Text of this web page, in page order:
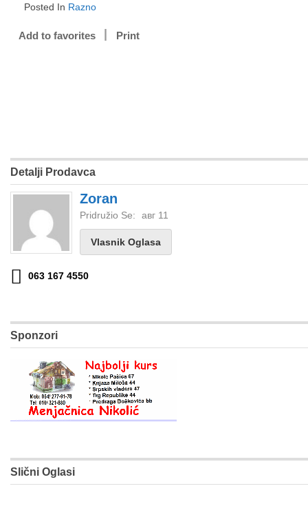
Posted In Razno
Add to favorites Print
Detalji Prodavca
Zoran
Pridružio Se: авг 11
Vlasnik Oglasa
063 167 4550
Sponzori
Slični Oglasi